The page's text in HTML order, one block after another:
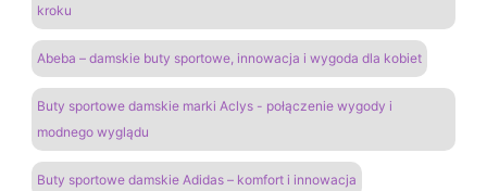
kroku
Abeba – damskie buty sportowe, innowacja i wygoda dla kobiet
Buty sportowe damskie marki Aclys - połączenie wygody i
modnego wyglądu
Buty sportowe damskie Adidas – komfort i innowacja